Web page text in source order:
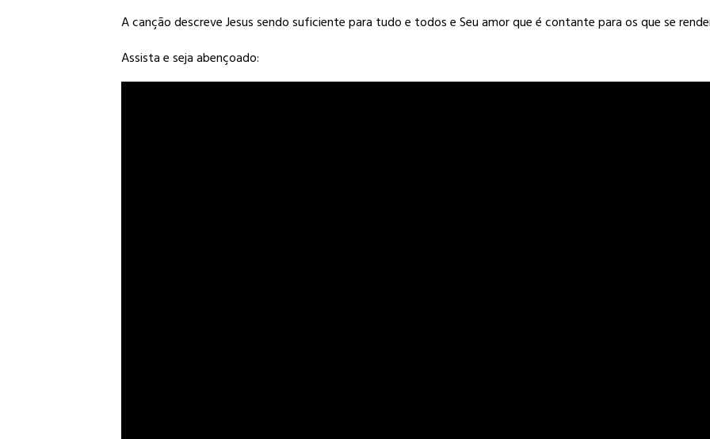
A canção descreve Jesus sendo suficiente para tudo e todos e Seu amor que é contante para os que se
Assista e seja abençoado: